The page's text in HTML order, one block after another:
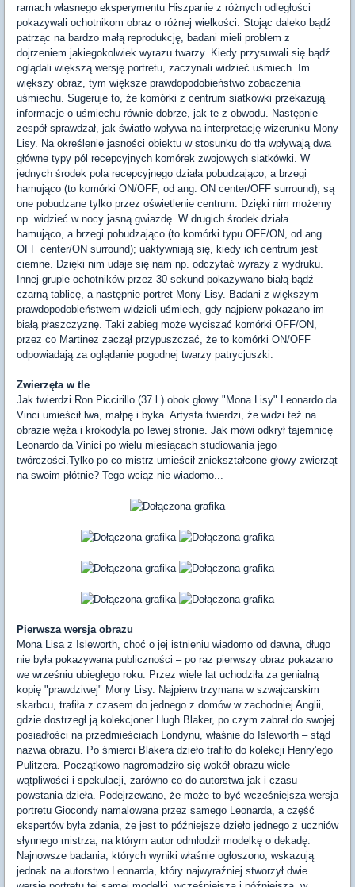
ramach własnego eksperymentu Hiszpanie z różnych odległości
pokazywali ochotnikom obraz o różnej wielkości. Stojąc daleko bądź
patrząc na bardzo małą reprodukcję, badani mieli problem z
dojrzeniem jakiegokolwiek wyrazu twarzy. Kiedy przysuwali się bądź
oglądali większą wersję portretu, zaczynali widzieć uśmiech. Im
większy obraz, tym większe prawdopodobieństwo zobaczenia
uśmiechu. Sugeruje to, że komórki z centrum siatkówki przekazują
informacje o uśmiechu równie dobrze, jak te z obwodu. Następnie
zespół sprawdzał, jak światło wpływa na interpretację wizerunku Mony
Lisy. Na określenie jasności obiektu w stosunku do tła wpływają dwa
główne typy pól recepcyjnych komórek zwojowych siatkówki. W
jednych środek pola recepcyjnego działa pobudzająco, a brzegi
hamująco (to komórki ON/OFF, od ang. ON center/OFF surround); są
one pobudzane tylko przez oświetlenie centrum. Dzięki nim możemy
np. widzieć w nocy jasną gwiazdę. W drugich środek działa
hamująco, a brzegi pobudzająco (to komórki typu OFF/ON, od ang.
OFF center/ON surround); uaktywniają się, kiedy ich centrum jest
ciemne. Dzięki nim udaje się nam np. odczytać wyrazy z wydruku.
Innej grupie ochotników przez 30 sekund pokazywano białą bądź
czarną tablicę, a następnie portret Mony Lisy. Badani z większym
prawdopodobieństwem widzieli uśmiech, gdy najpierw pokazano im
białą płaszczyznę. Taki zabieg może wyciszać komórki OFF/ON,
przez co Martinez zaczął przypuszczać, że to komórki ON/OFF
odpowiadają za oglądanie pogodnej twarzy patrycjuszki.
Zwierzęta w tle
Jak twierdzi Ron Piccirillo (37 l.) obok głowy "Mona Lisy" Leonardo da
Vinci umieścił lwa, małpę i byka. Artysta twierdzi, że widzi też na
obrazie węża i krokodyla po lewej stronie. Jak mówi odkrył tajemnicę
Leonardo da Vinici po wielu miesiącach studiowania jego
twórczości.Tylko po co mistrz umieścił zniekształcone głowy zwierząt
na swoim płótnie? Tego wciąż nie wiadomo...
Pierwsza wersja obrazu
Mona Lisa z Isleworth, choć o jej istnieniu wiadomo od dawna, długo
nie była pokazywana publiczności – po raz pierwszy obraz pokazano
we wrześniu ubiegłego roku. Przez wiele lat uchodziła za genialną
kopię "prawdziwej" Mony Lisy. Najpierw trzymana w szwajcarskim
skarbcu, trafiła z czasem do jednego z domów w zachodniej Anglii,
gdzie dostrzegł ją kolekcjoner Hugh Blaker, po czym zabrał do swojej
posiadłości na przedmieściach Londynu, właśnie do Isleworth – stąd
nazwa obrazu. Po śmierci Blakera dzieło trafiło do kolekcji Henry'ego
Pulitzera. Początkowo nagromadziło się wokół obrazu wiele
wątpliwości i spekulacji, zarówno co do autorstwa jak i czasu
powstania dzieła. Podejrzewano, że może to być wcześniejsza wersja
portretu Giocondy namalowana przez samego Leonarda, a część
ekspertów była zdania, że jest to późniejsze dzieło jednego z uczniów
słynnego mistrza, na którym autor odmłodził modelkę o dekadę.
Najnowsze badania, których wyniki właśnie ogłoszono, wskazują
jednak na autorstwo Leonarda, który najwyraźniej stworzył dwie